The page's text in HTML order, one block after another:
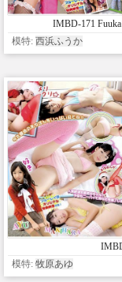
IMBD-171 Fuuka
模特: 西浜ふうか
模特: 牧原あゆ